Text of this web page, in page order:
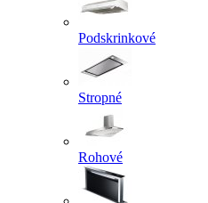
Podskrinkové
Stropné
Rohové